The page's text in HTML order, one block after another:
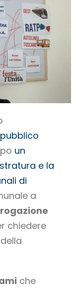
un
e la
di
a
chiedere
che